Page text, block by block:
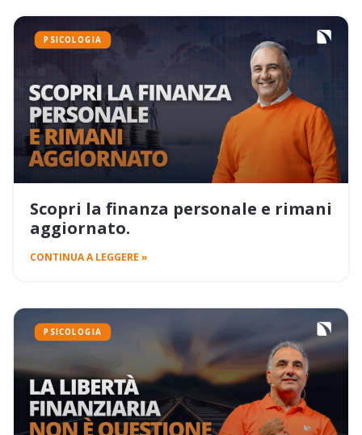
PSICOLOGIA
Scopri la finanza personale e rimani
aggiornato.
CONTINUA A LEGGERE »
PSICOLOGIA